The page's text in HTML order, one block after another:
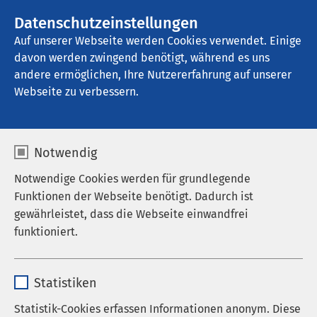
Datenschutzeinstellungen
Auf unserer Webseite werden Cookies verwendet. Einige
davon werden zwingend benötigt, während es uns
andere ermöglichen, Ihre Nutzererfahrung auf unserer
Webseite zu verbessern.
Notwendig
Notwendige Cookies werden für grundlegende
Funktionen der Webseite benötigt. Dadurch ist
gewährleistet, dass die Webseite einwandfrei
funktioniert.
Anbieter sgalinski
Statistiken
Statistik-Cookies erfassen Informationen anonym. Diese